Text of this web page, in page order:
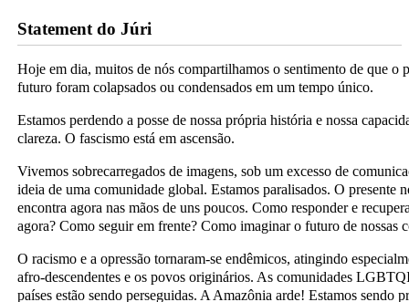
Statement do Júri
Hoje em dia, muitos de nós compartilhamos o sentimento de que o
futuro foram colapsados ou condensados em um tempo único.
Estamos perdendo a posse de nossa própria história e nossa
clareza. O fascismo está em ascensão.
Vivemos sobrecarregados de imagens, sob um excesso de
ideia de uma comunidade global. Estamos paralisados. O presente
encontra agora nas mãos de uns poucos. Como responder e
agora? Como seguir em frente? Como imaginar o futuro de nossas
O racismo e a opressão tornaram-se endêmicos, atingindo
afro-descendentes e os povos originários. As comunidades
países estão sendo perseguidas. A Amazônia arde! Estamos sendo